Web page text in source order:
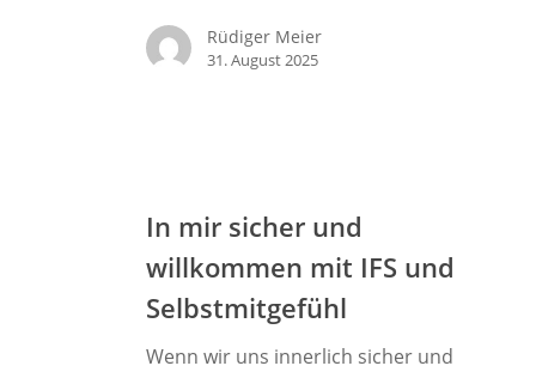
Rüdiger Meier
31. August 2025
sicher
und
willkommen
mit
IFS
In mir sicher und
willkommen mit IFS und
Selbstmitgefühl
Wenn wir uns innerlich sicher und